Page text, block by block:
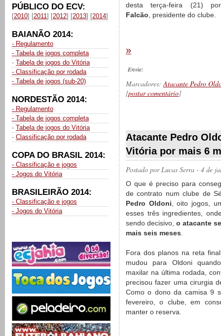
PÚBLICO DO ECV:
[2010] [2011] [2012] [2013] [2014]
BAIANÃO 2014:
- Regulamento
- Tabela de jogos completa
- Tabela de jogos do Vitória
- Classificação por rodada
- Tabela de jogos (sub-20)
NORDESTÃO 2014:
- Regulamento
- Tabela de jogos completa
- Tabela de jogos do Vitória
- Classificação por rodada
COPA DO BRASIL 2014:
- Classificação e jogos
- Jogos do Vitória
BRASILEIRÃO 2014:
- Classificação e jogos
- Jogos do Vitória
desta terça-feira (21)
Falcão , presidente do clube.
»
Envie:
Marcadores:Atacante Pedro
[postar comentário]
Atacante Pedro
Vitória por mais 6
Postado por Lucas Serra - 4 de
O que é preciso para
de contrato num clube de
Pedro Oldoni , oito jogos,
esses três ingredientes,
sendo decisivo, o atacante
mais seis meses
Fora dos planos na reta
mudou para Oldoni
maxilar na última rodada,
precisou fazer uma cirurgia
Como o dono da camisa 9
fevereiro, o clube, em
manter o reserva.